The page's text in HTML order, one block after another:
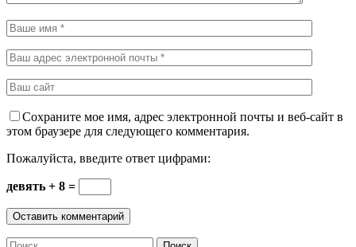
Сохраните мое имя, адрес электронной почты и веб-сайт в
этом браузере для следующего комментария.
Пожалуйста, введите ответ цифрами:
девять + 8 =